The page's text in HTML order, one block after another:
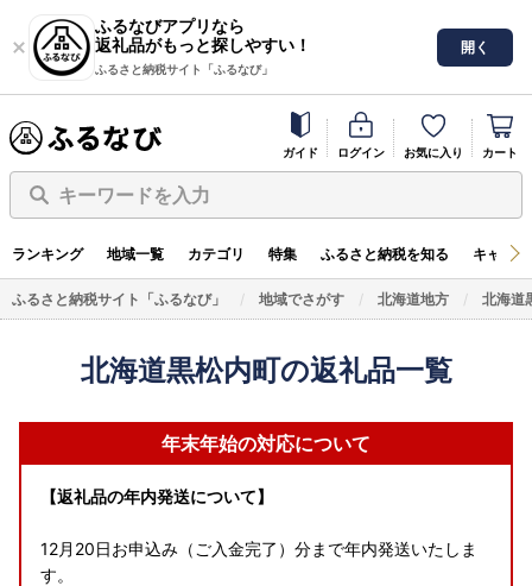
ふるなびアプリなら
返礼品がもっと探しやすい！
ふるさと納税サイト「ふるなび」
開く
ガイド ログイン お気に入り カート
キーワードを入力
ランキング 地域一覧 カテゴリ 特集 ふるさと納税を知る キャン
ふるさと納税サイト「ふるなび」 地域でさがす 北海道地方 北海道
北海道黒松内町の返礼品一覧
年末年始の対応について
【返礼品の年内発送について】
12月20日お申込み（ご入金完了）分まで年内発送いたしま
す。